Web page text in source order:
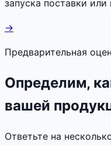
запуска поставки или
→
Предварительная
Определим,
вашей
Ответьте на